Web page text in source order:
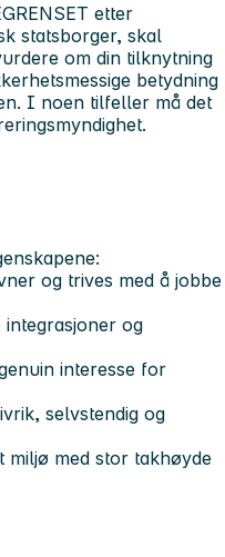
etter
statsborger, skal
om din tilknytning
betydning
I noen tilfeller må det
og trives med å jobbe
og
interesse for
selvstendig og
miljø med stor takhøyde